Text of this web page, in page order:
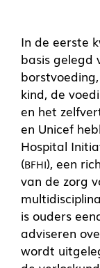
In de eerste
basis gelegd
kind, de
en het
en Unicef
Hospital
(BFHI), een
van de zorg
is ouders
adviseren
wordt